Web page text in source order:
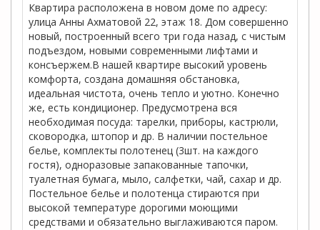
Квартира расположена в новом доме по адресу:
улица Анны Ахматовой 22, этаж 18. Дом совершенно
новый, построенный всего три года назад, с чистым
подъездом, новыми современными лифтами и
консъержем.В нашей квартире высокий уровень
комфорта, создана домашняя обстановка,
идеальная чистота, очень тепло и уютно. Конечно
же, есть кондиционер. Предусмотрена вся
необходимая посуда: тарелки, приборы, кастрюли,
сковородка, штопор и др. В наличии постельное
белье, комплекты полотенец (3шт. на каждого
гостя), одноразовые запакованные тапочки,
туалетная бумага, мыло, салфетки, чай, сахар и др.
Постельное белье и полотенца стираются при
высокой температуре дорогими моющими
средствами и обязательно выглаживаются паром.